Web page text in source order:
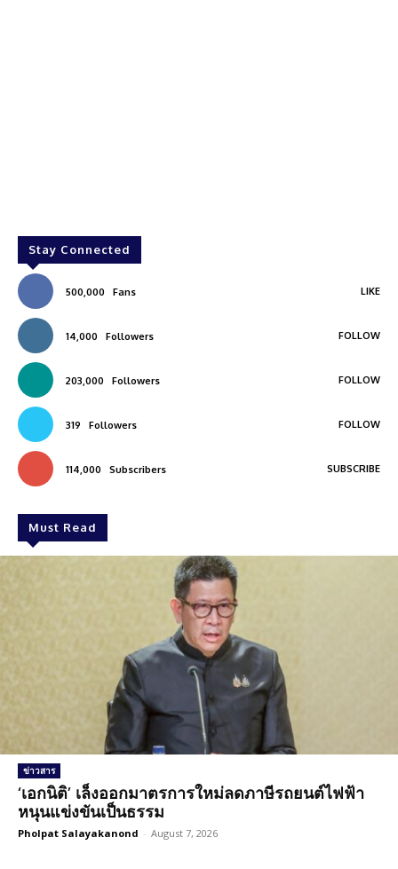
Stay Connected
500,000 Fans LIKE
14,000 Followers FOLLOW
203,000 Followers FOLLOW
319 Followers FOLLOW
114,000 Subscribers SUBSCRIBE
Must Read
ข่าวสาร
‘เอกนิติ’ เล็งออกมาตรการใหม่ลดภาษีรถยนต์ไฟฟ้า
หนุนแข่งขันเป็นธรรม
Pholpat Salayakanond - August 7, 2026